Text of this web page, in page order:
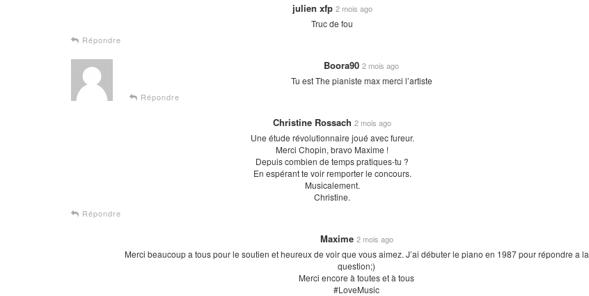
julien xfp 2 mois ago
Truc de fou
Répondre
Boora90 2 mois ago
Tu est The pianiste max merci l’artiste
Répondre
Christine Rossach 2 mois ago
Une étude révolutionnaire joué avec fureur.
Merci Chopin, bravo Maxime !
Depuis combien de temps pratiques-tu ?
En espérant te voir remporter le concours.
Musicalement.
Christine.
Répondre
Maxime 2 mois ago
Merci beaucoup a tous pour le soutien et heureux de voir que vous aimez. J’ai débuter le piano en 1987 pour répondre a la
question;)
Merci encore à toutes et à tous
#LoveMusic